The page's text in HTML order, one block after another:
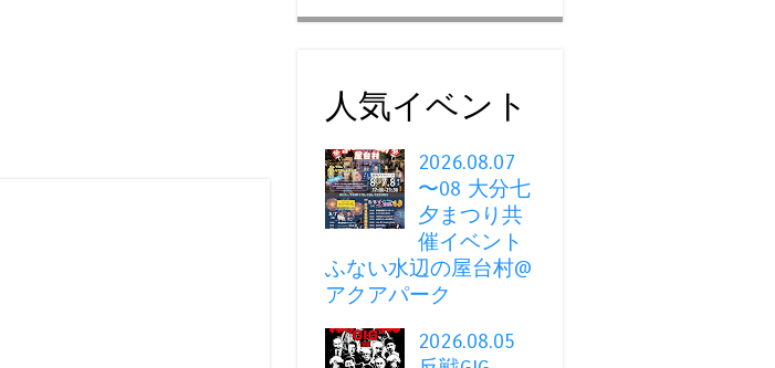
人気イベント
2026.08.07
〜08 大分七
夕まつり共
催イベント
ふない水辺の屋台村@
アクアパーク
2026.08.05